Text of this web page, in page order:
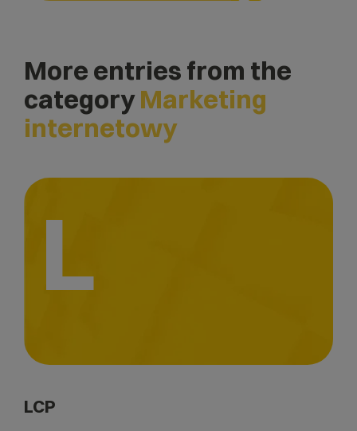
More entries from the
categoryMarketing
internetowy
L
LCP